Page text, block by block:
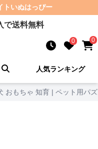
ト いぬはっぴー
で送料無料
0 0
人気ランキング
おもちゃ 知育 | ペット用パ